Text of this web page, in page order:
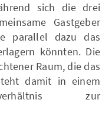
sich die drei
Gastgeber
parallel dazu das
könnten. Die
Raum, die das
damit in einem
zur